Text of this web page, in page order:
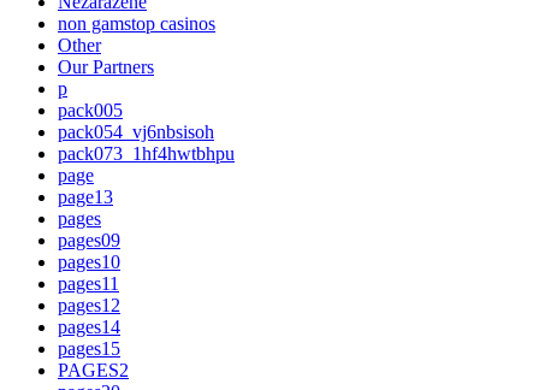
non gamstop casinos
Other
Our Partners
p
pack005
pack054_vj6nbsisoh
pack073_1hf4hwtbhpu
page
page13
pages
pages09
pages10
pages11
pages12
pages14
pages15
PAGES2